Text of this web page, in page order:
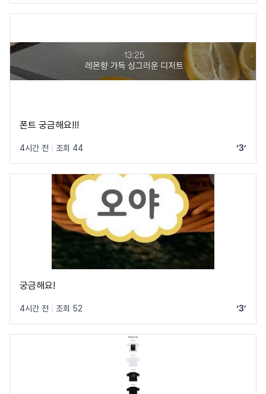
폰트 궁금해요!!!
4시간 전 조회 44 ‘3’
궁금해요!
4시간 전 조회 52 ‘3’